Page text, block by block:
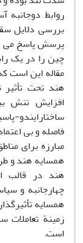
روابط
بررسی دلایل
پرسش پاسخ می
چین را در یک
مقاله این است
هند تحت
افزایش تنش
ساختارایندو-
فاصله و بی
مبارزه برای
همسایه هند و
هند در قالب
چهارجانبه و
همسایه
زمینة
است.